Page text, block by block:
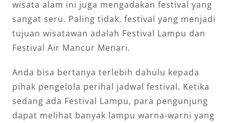
wisata alam ini juga mengadakan festival yang
sangat seru. Paling tidak, festival yang menjadi
tujuan wisatawan adalah Festival Lampu dan
Festival Air Mancur Menari.
Anda bisa bertanya terlebih dahulu kepada
pihak pengelola perihal jadwal festival. Ketika
sedang ada Festival Lampu, para pengunjung
dapat melihat banyak lampu warna-warni yang